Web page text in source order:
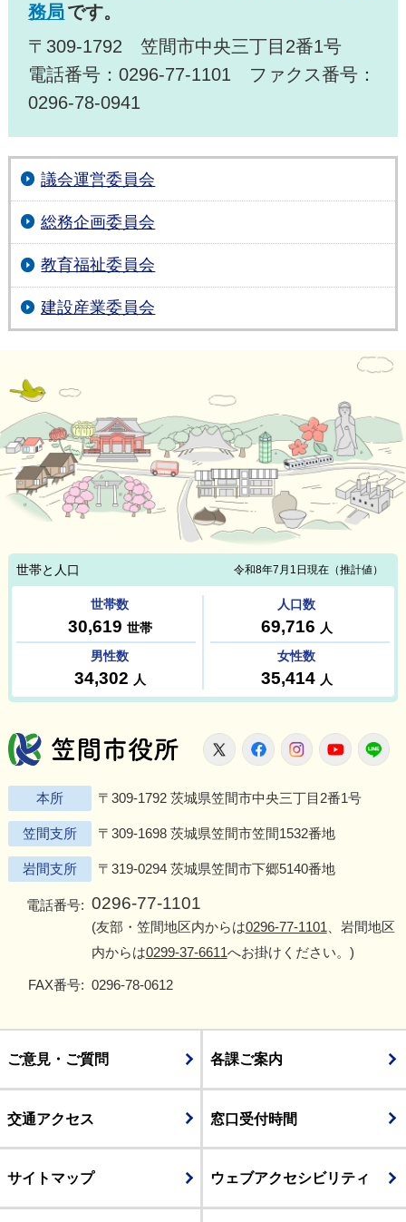
務局です。
〒309-1792 笠間市中央三丁目2番1号
電話番号：0296-77-1101 ファクス番号：
0296-78-0941
議会運営委員会
総務企画委員会
教育福祉委員会
建設産業委員会
笠間市役所
X FacebookInstagram
本所 〒309-1792 茨城県笠間市中央三丁目2番1号
笠間支所 〒309-1698 茨城県笠間市笠間1532番地
岩間支所 〒319-0294 茨城県笠間市下郷5140番地
電話番号: 0296-77-1101
(友部・笠間地区内からは0296-77-1101 、岩間地区
内からは0299-37-6611へお掛けください。)
FAX番号: 0296-78-0612
ご意見・ご質問 各課ご案内
交通アクセス 窓口受付時間
サイトマップ ウェブアクセシビリティ